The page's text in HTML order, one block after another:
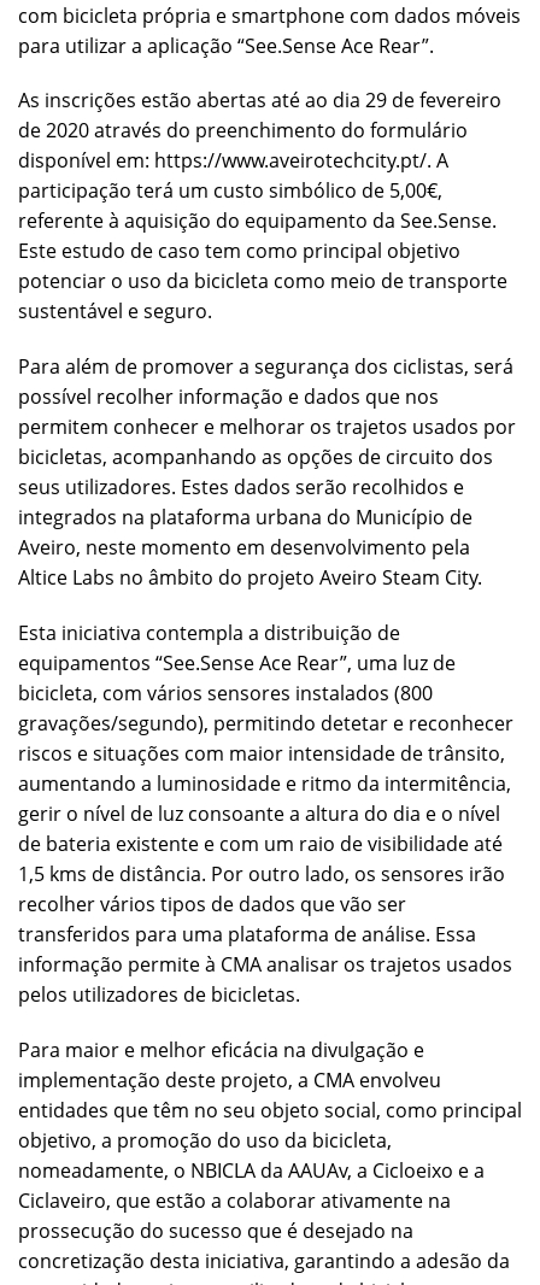
com bicicleta própria e smartphone com dados móveis
para utilizar a aplicação “See.Sense Ace Rear”.
As inscrições estão abertas até ao dia 29 de fevereiro
de 2020 através do preenchimento do formulário
disponível em: https://www.aveirotechcity.pt/. A
participação terá um custo simbólico de 5,00€,
referente à aquisição do equipamento da See.Sense.
Este estudo de caso tem como principal objetivo
potenciar o uso da bicicleta como meio de transporte
sustentável e seguro.
Para além de promover a segurança dos ciclistas, será
possível recolher informação e dados que nos
permitem conhecer e melhorar os trajetos usados por
bicicletas, acompanhando as opções de circuito dos
seus utilizadores. Estes dados serão recolhidos e
integrados na plataforma urbana do Município de
Aveiro, neste momento em desenvolvimento pela
Altice Labs no âmbito do projeto Aveiro Steam City.
Esta iniciativa contempla a distribuição de
equipamentos “See.Sense Ace Rear”, uma luz de
bicicleta, com vários sensores instalados (800
gravações/segundo), permitindo detetar e reconhecer
riscos e situações com maior intensidade de trânsito,
aumentando a luminosidade e ritmo da intermitência,
gerir o nível de luz consoante a altura do dia e o nível
de bateria existente e com um raio de visibilidade até
1,5 kms de distância. Por outro lado, os sensores irão
recolher vários tipos de dados que vão ser
transferidos para uma plataforma de análise. Essa
informação permite à CMA analisar os trajetos usados
pelos utilizadores de bicicletas.
Para maior e melhor eficácia na divulgação e
implementação deste projeto, a CMA envolveu
entidades que têm no seu objeto social, como principal
objetivo, a promoção do uso da bicicleta,
nomeadamente, o NBICLA da AAUAv, a Cicloeixo e a
Ciclaveiro, que estão a colaborar ativamente na
prossecução do sucesso que é desejado na
concretização desta iniciativa, garantindo a adesão da